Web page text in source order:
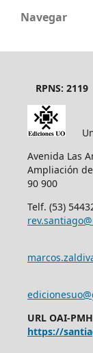
Navegar
RPNS: 2119
Avenida Las
Ampliación
90 900
Telf. (53)
URL OAI-
https://